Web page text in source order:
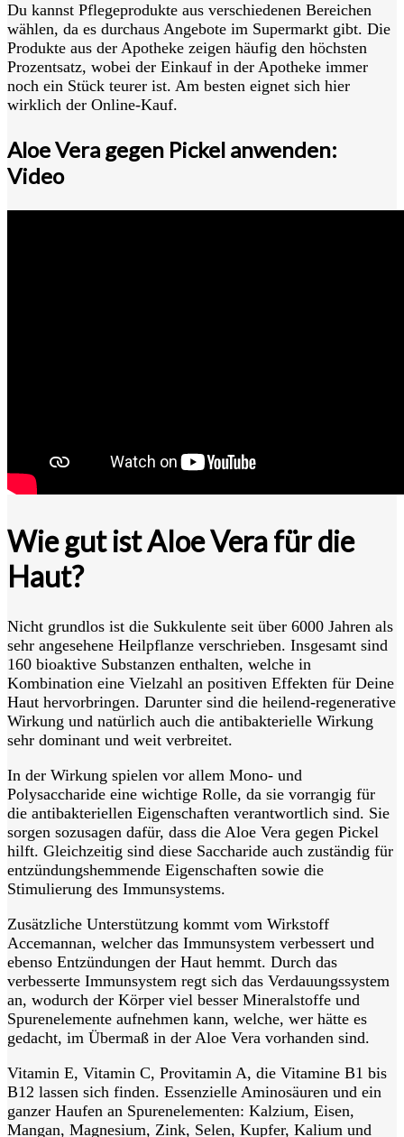
Du kannst Pflegeprodukte aus verschiedenen Bereichen
wählen, da es durchaus Angebote im Supermarkt gibt. Die
Produkte aus der Apotheke zeigen häufig den höchsten
Prozentsatz, wobei der Einkauf in der Apotheke immer
noch ein Stück teurer ist. Am besten eignet sich hier
wirklich der Online-Kauf.
Aloe Vera gegen Pickel anwenden:
Video
Wie gut ist Aloe Vera für die
Haut?
Nicht grundlos ist die Sukkulente seit über 6000 Jahren als
sehr angesehene Heilpflanze verschrieben. Insgesamt sind
160 bioaktive Substanzen enthalten, welche in
Kombination eine Vielzahl an positiven Effekten für Deine
Haut hervorbringen. Darunter sind die heilend-regenerative
Wirkung und natürlich auch die antibakterielle Wirkung
sehr dominant und weit verbreitet.
In der Wirkung spielen vor allem Mono- und
Polysaccharide eine wichtige Rolle, da sie vorrangig für
die antibakteriellen Eigenschaften verantwortlich sind. Sie
sorgen sozusagen dafür, dass die Aloe Vera gegen Pickel
hilft. Gleichzeitig sind diese Saccharide auch zuständig für
entzündungshemmende Eigenschaften sowie die
Stimulierung des Immunsystems.
Zusätzliche Unterstützung kommt vom Wirkstoff
Accemannan, welcher das Immunsystem verbessert und
ebenso Entzündungen der Haut hemmt. Durch das
verbesserte Immunsystem regt sich das Verdauungssystem
an, wodurch der Körper viel besser Mineralstoffe und
Spurenelemente aufnehmen kann, welche, wer hätte es
gedacht, im Übermaß in der Aloe Vera vorhanden sind.
Vitamin E, Vitamin C, Provitamin A, die Vitamine B1 bis
B12 lassen sich finden. Essenzielle Aminosäuren und ein
ganzer Haufen an Spurenelementen: Kalzium, Eisen,
Mangan, Magnesium, Zink, Selen, Kupfer, Kalium und